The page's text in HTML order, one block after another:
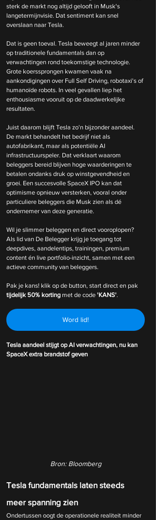
sterk de markt nog altijd gelooft in Musk's
langetermijnvisie. Dat sentiment kan snel
overslaan naar Tesla.
Dat is geen toeval. Tesla beweegt al jaren minder
op traditionele fundamentals dan op
verwachtingen rond toekomstige technologie.
Grote koerssprongen kwamen vaak na
aankondigingen over Full Self Driving, robotaxi's of
humanoïde robots. In veel gevallen liep het
enthousiasme vooruit op de daadwerkelijke
resultaten.
Juist daarom blijft Tesla zo'n bijzonder aandeel.
De markt behandelt het bedrijf niet als
autofabrikant, maar als potentiële AI
infrastructuurspeler. Dat verklaart waarom
beleggers bereid blijven hoge waarderingen te
betalen ondanks druk op winstgevendheid en
groei. Een succesvolle SpaceX IPO kan dat
optimisme opnieuw versterken, vooral onder
particuliere beleggers die Musk zien als dé
ondernemer van deze generatie.
Wil je slimmer beleggen en direct vooroplopen?
Als lid van De Belegger krijg je toegang tot
deepdives, aandelentips, trainingen, premium
content én live portfolio-inzicht, samen met een
actieve community van beleggers.
Pak je kans! klik op de button, start direct en pak
tijdelijk 50% korting met de code 'KANS'.
Word lid!
Tesla aandeel stijgt op AI verwachtingen, nu kan
SpaceX extra brandstof geven
Bron: Bloomberg
Tesla fundamentals laten steeds
meer spanning zien
Ondertussen oogt de operationele realiteit minder